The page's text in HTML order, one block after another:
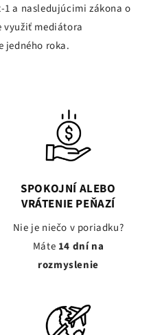
1 a nasledujúcimi zákona o
využiť mediátora
jedného roka.
SPOKOJNÍ ALEBO
VRÁTENIE PEŇAZÍ
Nie je niečo v poriadku?
Máte 14 dní na
rozmyslenie